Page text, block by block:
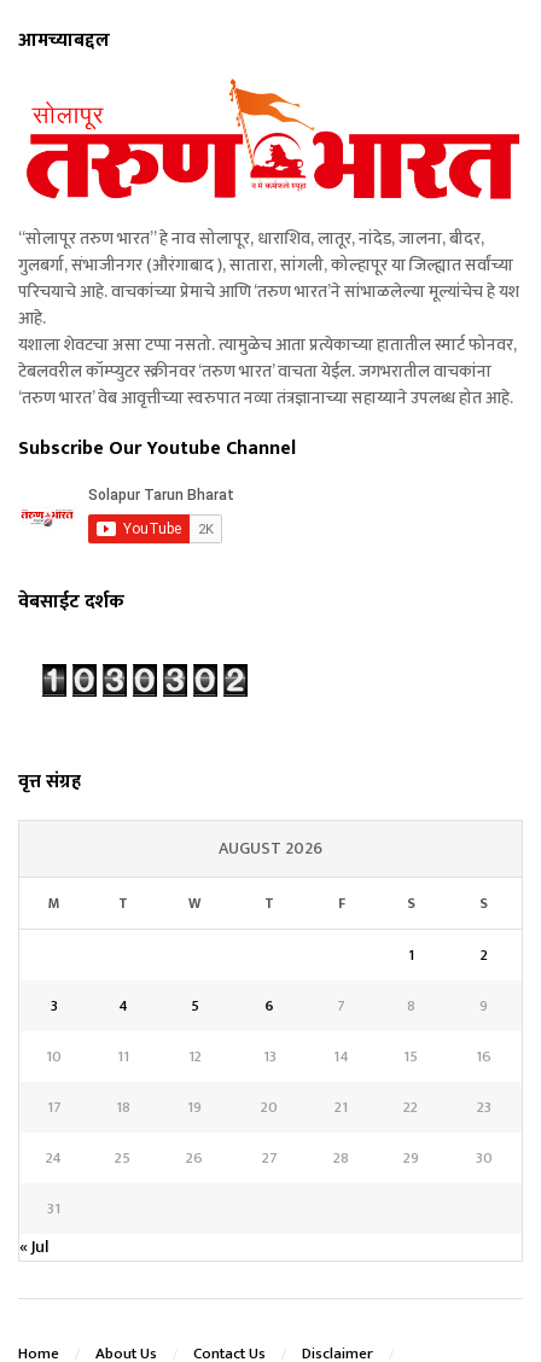
आमच्याबद्दल
“सोलापूर तरुण भारत” हे नाव सोलापूर, धाराशिव, लातूर, नांदेड, जालना, बीदर,
गुलबर्गा, संभाजीनगर (औरंगाबाद ), सातारा, सांगली, कोल्हापूर या जिल्ह्यात सर्वांच्या
परिचयाचे आहे. वाचकांच्या प्रेमाचे आणि ‘तरुण भारत’ने सांभाळलेल्या मूल्यांचेच हे यश
आहे.
यशाला शेवटचा असा टप्पा नसतो. त्यामुळेच आता प्रत्येकाच्या हातातील स्मार्ट फोनवर,
टेबलवरील कॉम्प्युटर स्क्रीनवर ‘तरुण भारत’ वाचता येईल. जगभरातील वाचकांना
‘तरुण भारत’ वेब आवृत्तीच्या स्वरुपात नव्या तंत्रज्ञानाच्या सहाय्याने उपलब्ध होत आहे.
Subscribe Our Youtube Channel
वेबसाईट दर्शक
वृत्त संग्रह
AUGUST 2026
M T W T F S S
1
2
3
4 5 6 7 8
9
10
11 12 13 14 15
16
17
18 19 20 21 22
23
24
25 26 27 28 29
30
31
« Jul
Home About Us Contact Us Disclaimer